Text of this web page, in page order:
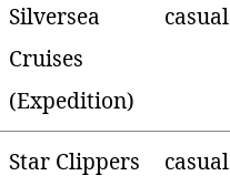
Silversea
Cruises
(Expedition)
casual
Star Clippers casual